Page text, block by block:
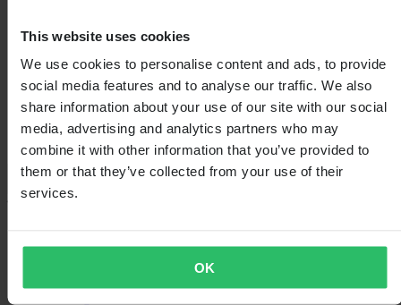
This website uses cookies
We use cookies to personalise content and ads, to provide
social media features and to analyse our traffic. We also
share information about your use of our site with our social
media, advertising and analytics partners who may
combine it with other information that you’ve provided to
them or that they’ve collected from your use of their
services.
OK
2
1
0
Laden...
Algemene Voorwaarden